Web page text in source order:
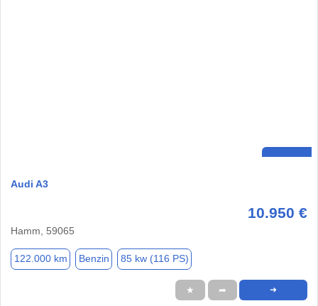
Audi A3
10.950 €
Hamm, 59065
122.000 km Benzin 85 kw (116 PS)
★ ➦ ➜